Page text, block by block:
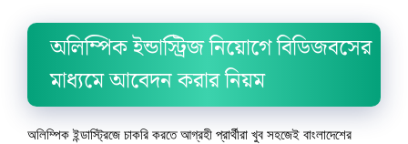
অলিম্পিক ইন্ডাস্ট্রিজ নিয়োগে বিডিজবসের
মাধ্যমে আবেদন করার নিয়ম
অলিম্পিক ইন্ডাস্ট্রিজে চাকরি করতে আগ্রহী প্রার্থীরা খুব সহজেই বাংলাদেশের